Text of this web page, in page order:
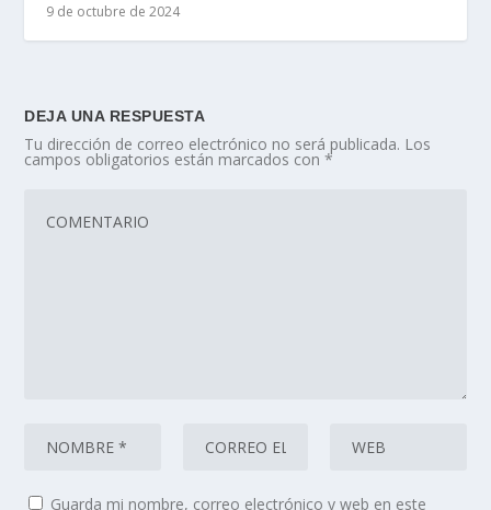
9 de octubre de 2024
DEJA UNA RESPUESTA
Tu dirección de correo electrónico no será publicada. Los
campos obligatorios están marcados con*
Guarda mi nombre, correo electrónico y web en este